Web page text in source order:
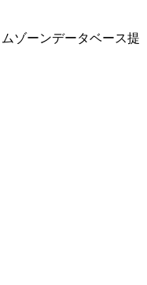
ゾーンデータベース提